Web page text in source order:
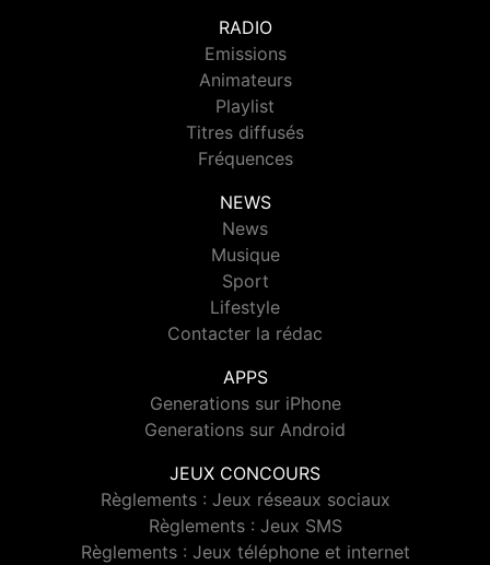
RADIO
Emissions
Animateurs
Playlist
Titres diffusés
Fréquences
NEWS
News
Musique
Sport
Lifestyle
Contacter la rédac
APPS
Generations sur iPhone
Generations sur Android
JEUX CONCOURS
Règlements : Jeux réseaux sociaux
Règlements : Jeux SMS
Règlements : Jeux téléphone et internet